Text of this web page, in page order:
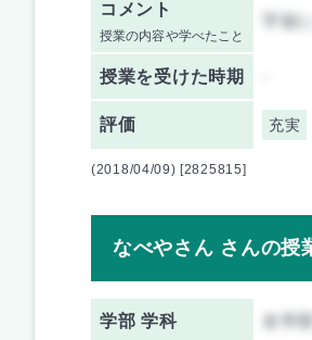
コメント
授業の内容や学べたこと
宇宙
授業を受けた時期
評価 充実
(2018/04/09) [2825815]
なべやさん さんの授
学部 学科